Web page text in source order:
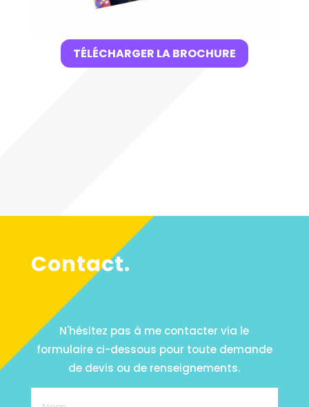
TÉLÉCHARGER LA BROCHURE
Contact.
N'hésitez pas à me contacter via le
formulaire ci-dessous pour toute demande
de devis ou de renseignements.